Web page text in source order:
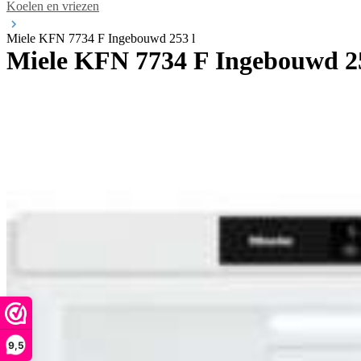
9,5
Koelen en vriezen
Miele KFN 7734 F Ingebouwd 253 l
Miele KFN 7734 F Ingebouwd